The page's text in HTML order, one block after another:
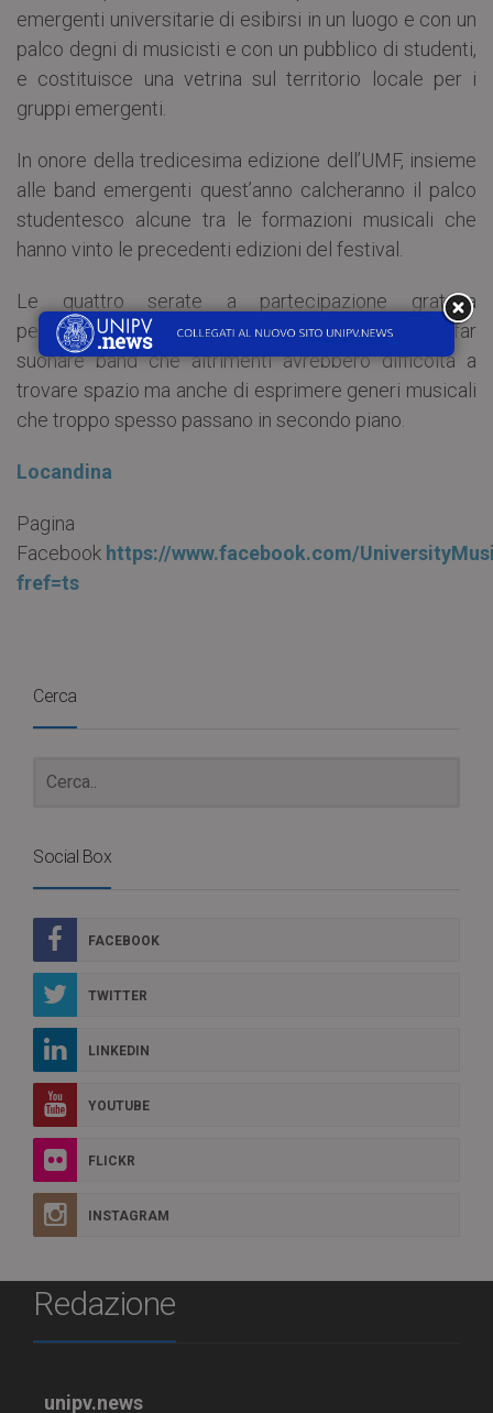
emergenti universitarie di esibirsi in un luogo e con un
palco degni di musicisti e con un pubblico di studenti,
e costituisce una vetrina sul territorio locale per i
gruppi emergenti.
In onore della tredicesima edizione dell’UMF, insieme
alle band emergenti quest’anno calcheranno il palco
studentesco alcune tra le formazioni musicali che
hanno vinto le precedenti edizioni del festival.
Le quattro serate a partecipazione gratuita
permetteranno come ogni anno non solo di far
suonare band che altrimenti avrebbero difficoltà a
trovare spazio ma anche di esprimere generi musicali
che troppo spesso passano in secondo piano.
Locandina
Pagina
Facebook https://www.facebook.com/
fref=ts
Cerca
Social Box
FACEBOOK
TWITTER
LINKEDIN
YOUTUBE
FLICKR
INSTAGRAM
Redazione
unipv.news